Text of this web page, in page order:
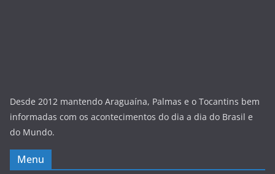
Desde 2012 mantendo Araguaína, Palmas e o Tocantins bem
informadas com os acontecimentos do dia a dia do Brasil e
do Mundo.
Menu